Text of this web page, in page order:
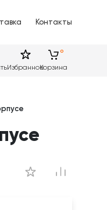
Контакты
ИзбранноеКорзина